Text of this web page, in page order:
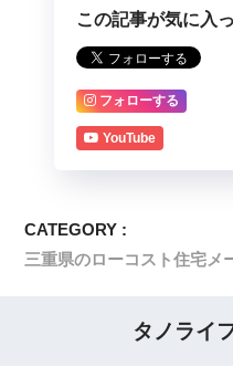
この記事が気に入
フォローする
YouTube
CATEGORY :
三重県のローコスト住宅メ
タノライ